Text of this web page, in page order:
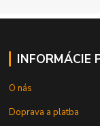
INFORMÁCIE
O nás
Doprava a platba